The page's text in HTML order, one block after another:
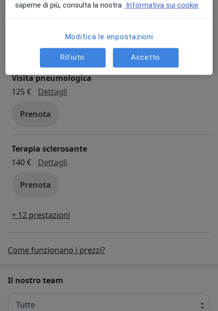
Visita di chirurgia generale
Visita pneumologica
125 €
Dettagli
Prenota
Terapia sclerosante
140 €
Dettagli
Prenota
+ 12 prestazioni
Come funzionano i prezzi?
Il nostro team
Tutte
saperne di più, consulta la nostra Informativa sui cookie
Modifica le impostazioni
Rifiuto Accetto